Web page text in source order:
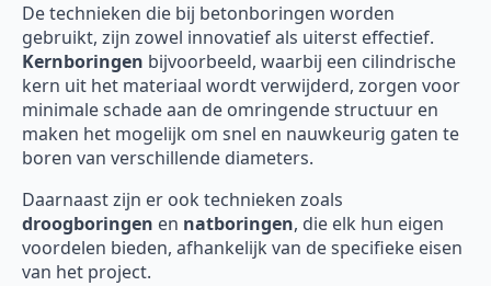
De technieken die bij betonboringen worden
gebruikt, zijn zowel innovatief als uiterst effectief.
Kernboringen bijvoorbeeld, waarbij een cilindrische
kern uit het materiaal wordt verwijderd, zorgen voor
minimale schade aan de omringende structuur en
maken het mogelijk om snel en nauwkeurig gaten te
boren van verschillende diameters.
Daarnaast zijn er ook technieken zoals
droogboringen en natboringen, die elk hun eigen
voordelen bieden, afhankelijk van de specifieke eisen
van het project.